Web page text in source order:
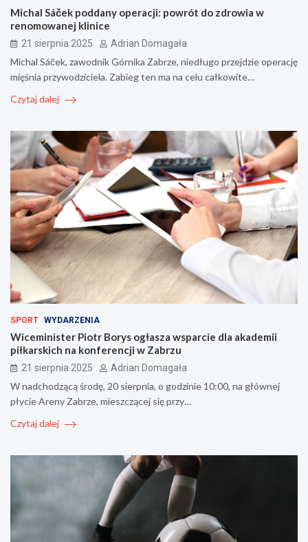
Michal Sáček poddany operacji: powrót do zdrowia w
renomowanej klinice
21 sierpnia 2025 Adrian Domagała
Michal Sáček, zawodnik Górnika Zabrze, niedługo przejdzie operację
mięśnia przywodziciela. Zabieg ten ma na celu całkowite…
Czytaj dalej
SPORT WYDARZENIA
Wiceminister Piotr Borys ogłasza wsparcie dla akademii
piłkarskich na konferencji w Zabrzu
21 sierpnia 2025 Adrian Domagała
W nadchodzącą środę, 20 sierpnia, o godzinie 10:00, na głównej
płycie Areny Zabrze, mieszczącej się przy…
Czytaj dalej